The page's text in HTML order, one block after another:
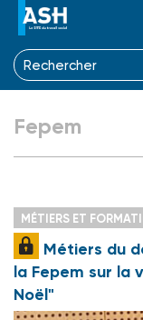
Fepem
MÉTIERS ET
Métiers du
la Fepem sur la
Noël"